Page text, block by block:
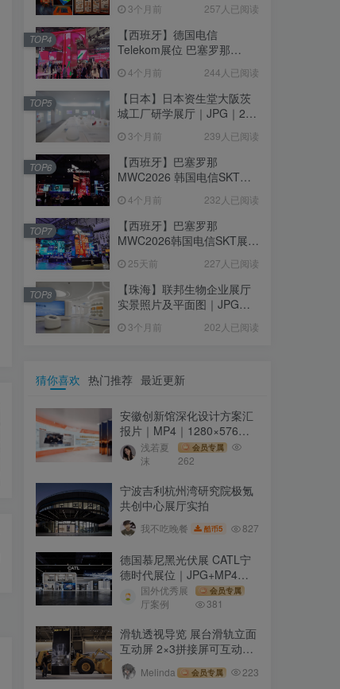
3个月前 257人已阅读
【西班牙】德国电信
Telekom展位 巴塞罗那
｜77.42M
4个月前 244人已阅读
TOP4
【日本】日本资生堂大阪茨
城工厂研学展厅｜JPG｜26
3个月前 239人已阅读
TOP5
【西班牙】巴塞罗那
MWC2026 韩国电信SKT展
105.67M
4个月前 232人已阅读
TOP6
【西班牙】巴塞罗那
MWC2026韩国电信SKT展台
个｜16.51M
25天前 227人已阅读
TOP7
【珠海】联邦生物企业展厅
实景照片及平面图｜JPG｜
3个月前 202人已阅读
TOP8
猜你喜欢 热门推荐 最近更新
安徽创新馆深化设计方案汇
报片｜MP4｜1280×576｜
487.98M
浅若夏
沫
会员专属
262
宁波吉利杭州湾研究院极氪
共创中心展厅实拍
我不吃晚餐 酷币5 827
德国慕尼黑光伏展 CATL宁
德时代展位｜JPG+MP4｜
16个｜34.56M
国外优秀展
厅案例
会员专属
381
滑轨透视导览 展台滑轨立面
互动屏 2×3拼接屏可互动推
拉拼接屏
Melinda 会员专属 223